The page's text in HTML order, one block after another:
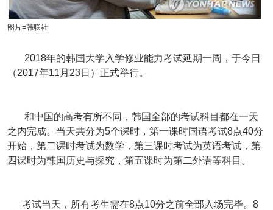
图片=韩联社
2018年的韩国大学入学修业能力考试延期一周，于今日
（2017年11月23日）正式举行。
和中国的高考有所不同，韩国全部的考试科目都在一天
之内完成。当天共分为5个课时，第一课时国语考试8点40分
开始，第二课时考试为数学，第三课时考试为英语考试，第
四课时为韩国历史与探究，第五课时为第二外语等科目。
考试当天，所有考生需在8点10分之前全部入场完毕。8